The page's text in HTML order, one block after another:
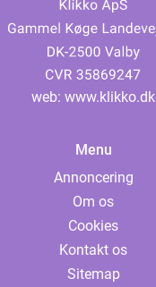
web: www.klikko.dk
Menu
Annoncering
Om os
Cookies
Kontakt os
Sitemap